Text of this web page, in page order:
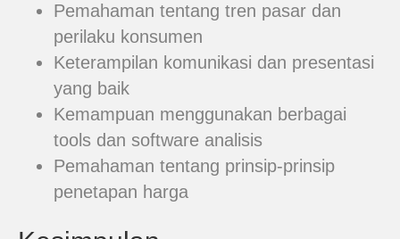
Pemahaman tentang tren pasar dan
perilaku konsumen
Keterampilan komunikasi dan presentasi
yang baik
Kemampuan menggunakan berbagai
tools dan software analisis
Pemahaman tentang prinsip-prinsip
penetapan harga